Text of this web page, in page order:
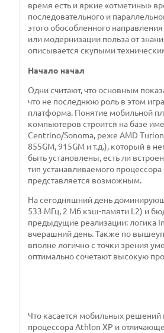
время есть и яркие «отметины»
последовательного и
этого обособленного
или модернизации польза от
описывается скупыми
Начало начал
Одни считают, что основным
что не последнюю роль в этом
платформа. Понятие мобильной
компьютеров строится на базе
Centrino/Sonoma, реже AMD
855GM, 915GM и т.д.), который в
быть установлены, есть ли
тип устанавливаемого
представляется возможным.
На сегодняшний день
533 МГц, 2 Мб кэш-памяти L2) и
предыдущие реализации: логика
вчерашний день. Также по
вполне логично с точки зрения
оптимально сочетают высокую
Что касается мобильных решений
процессора Athlon XP и